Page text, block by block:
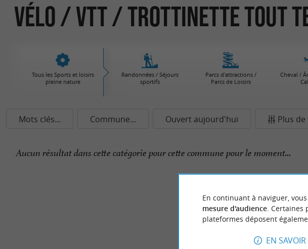
Vélo / VTT / Trottinette tout
Tous les Sports et loisirs
pleine nature
Randonnées / Séjours
sportifs
Parcs d'attractions /
Parcs de Loisirs
Cheval /
Mots clés... Commune... Ouvert aujourd'hui Plus
Aucun résultat dans cette catégorie pour cette commune pour le moment...
En continuant à naviguer,
mesure d'audience. Certaines
plateformes déposent
EN